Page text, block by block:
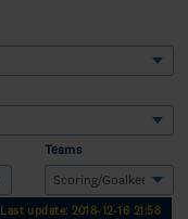
Teams
Last update: 2018-12-16 21:58